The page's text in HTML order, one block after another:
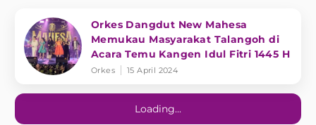
Orkes Dangdut New Mahesa
Memukau Masyarakat Talangoh di
Acara Temu Kangen Idul Fitri 1445 H
Orkes 15 April 2024
Loading...